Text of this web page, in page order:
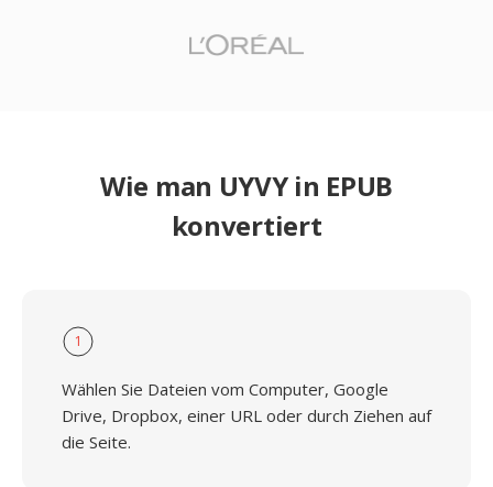
Wie man UYVY in EPUB
konvertiert
1
Wählen Sie Dateien vom Computer, Google
Drive, Dropbox, einer URL oder durch Ziehen auf
die Seite.